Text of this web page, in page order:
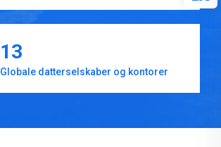
13
Globale datterselskaber og kontorer